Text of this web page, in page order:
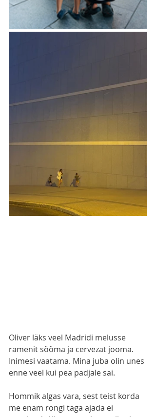
Oliver läks veel Madridi melusse
ramenit sööma ja cervezat jooma.
Inimesi vaatama. Mina juba olin unes
enne veel kui pea padjale sai.
Hommik algas vara, sest teist korda
me enam rongi taga ajada ei